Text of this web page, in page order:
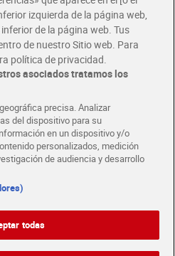
busca tu tienda más cercana
compras.
CADA DIA
TU TIENDA DIA CORPORATE
izquierda de la página web,
de la página web. Tus
de nuestro Sitio web. Para
política de privacidad.
asociados tratamos los
precisa. Analizar
del dispositivo para su
en un dispositivo y/o
personalizados, medición
de audiencia y desarrollo
todas